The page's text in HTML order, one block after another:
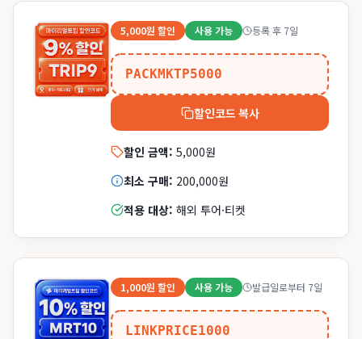
5,000원 할인 사용 가능 등록 후 7일
PACKMKTP5000
할인코드 복사
할인 금액: 5,000원
최소 구매: 200,000원
적용 대상: 해외 투어·티켓
1,000원 할인 사용 가능 발급일로부터 7일
LINKPRICE1000